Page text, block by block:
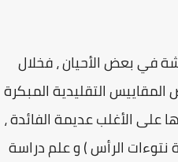
في بعض الأحيان ، فخلال
التقليدية المبكرة
على الأغلب عديمة الفائدة ،
نتوءات الرأس ) و علم دراسة